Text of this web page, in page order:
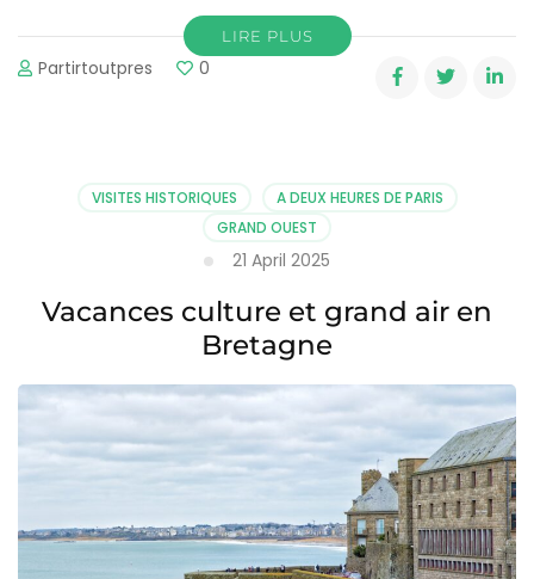
LIRE PLUS
Partirtoutpres 0
VISITES HISTORIQUES
A DEUX HEURES DE PARIS
GRAND OUEST
21 April 2025
Vacances culture et grand air en
Bretagne